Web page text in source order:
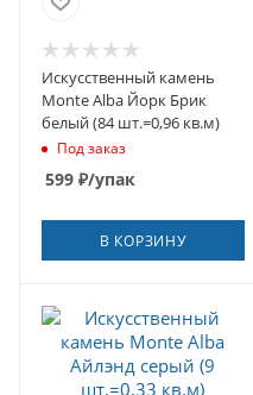
Искусственный камень
Monte Alba Йорк Брик
белый (84 шт.=0,96 кв.м)
Под заказ
599 ₽/упак
В КОРЗИНУ